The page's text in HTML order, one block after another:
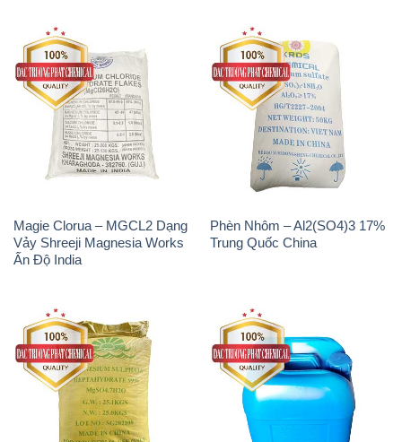
Magie Clorua – MGCL2 Dạng
Vảy Shreeji Magnesia Works
Ấn Độ India
Phèn Nhôm – Al2(SO4)3 17%
Trung Quốc China
MGSO4.7H2O – Magnesium
Sulphate Heptahydrate 99%
Trung Quốc China
Axit Phosphoric – Acid
Phosphoric H3PO4 85% Đức
Giang Việt Nam